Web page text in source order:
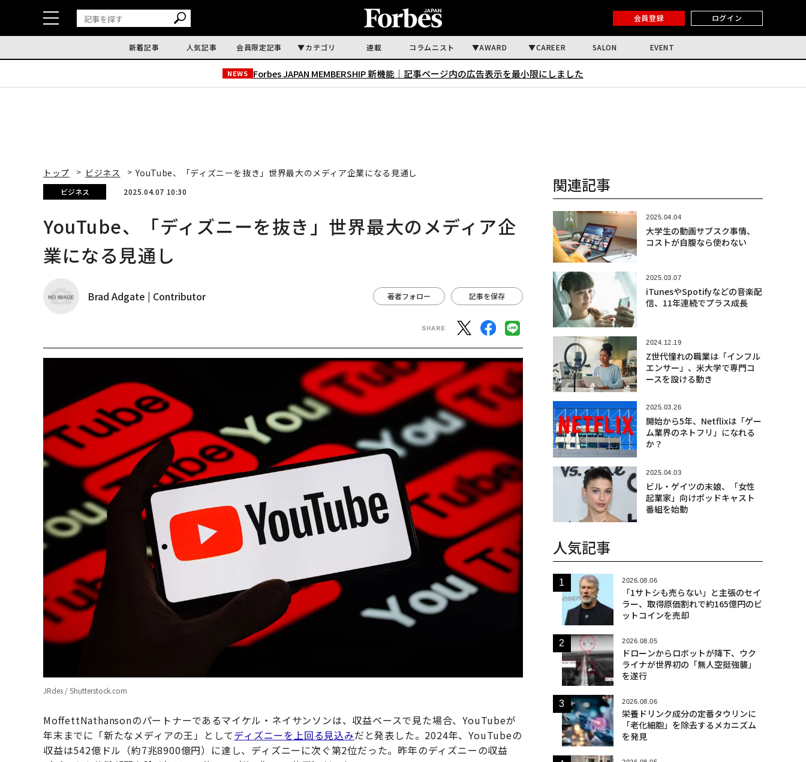
会員登録 ログイン
新着記事 人気記事 会員限定記事 カテゴリ 連載 コラムニスト AWARD CAREER SALON EVENT
NEWS Forbes JAPAN MEMBERSHIP 新機能｜ 記事ページ内の広告表示を最小限にしました
トップ ビジネス YouTube、「ディズニーを抜き」世界最大のメディア企業になる見通し
ビジネス 2025.04.07 10:30
YouTube、「ディズニーを抜き」世界最大のメディア企
業になる見通し
Brad Adgate | Contributor 著者フォロー 記事を保存
JRdes / Shutterstock.com
MoffettNathansonのパートナーであるマイケル・ネイサンソンは、収益ベースで見た場合、YouTubeが
年末までに「新たなメディアの王」としてディズニーを上回る見込みだと発表した。2024年、YouTubeの
収益は542億ドル（約7兆8900億円）に達し、ディズニーに次ぐ第2位だった。昨年のディズニーの収益
関連記事
2025.04.04
大学生の動画サブスク事情、
コストが自腹なら使わない
2025.03.07
iTunesやSpotifyなどの音楽配
信、11年連続でプラス成長
2024.12.19
Z世代憧れの職業は「インフル
エンサー」、米大学で専門コ
ースを設ける動き
2025.03.26
開始から5年、Netflixは「ゲー
ム業界のネトフリ」になれる
か？
2025.04.03
ビル・ゲイツの末娘、「女性
起業家」向けポッドキャスト
番組を始動
人気記事
2026.08.06
「1サトシも売らない」と主張のセイ
ラー、取得原価割れで約165億円のビ
ットコインを売却
2026.08.05
ドローンからロボットが降下、ウク
ライナが世界初の「無人空挺強襲」
を遂行
2026.08.06
栄養ドリンク成分の定番タウリンに
「老化細胞」を除去するメカニズム
を発見